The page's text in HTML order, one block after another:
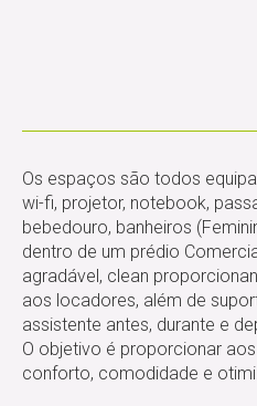
Os espaços são todos
wi-fi, projetor, notebook,
bebedouro, banheiros
dentro de um prédio
agradável, clean
aos locadores, além de
assistente antes, durante e
O objetivo é proporcionar
conforto, comodidade e